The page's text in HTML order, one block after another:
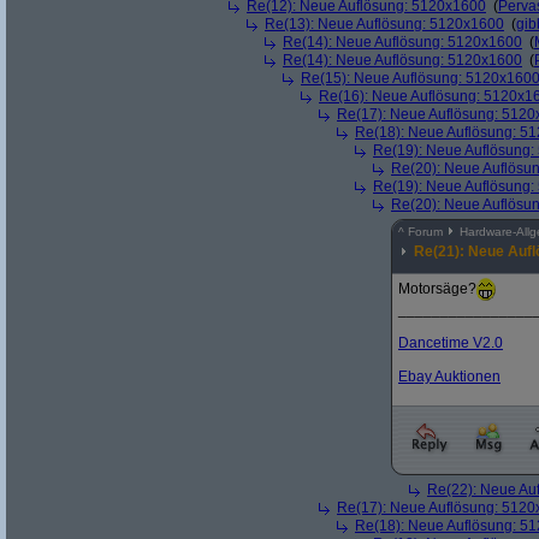
Re(12): Neue Auflösung: 5120x1600 (
Re(13): Neue Auflösung: 5120x1600 (
Re(14): Neue Auflösung: 5120x1600 (
Re(14): Neue Auflösung: 5120x1600 (
Re(15): Neue Auflösung: 5120x1600
Re(16): Neue Auflösung:
Re(17): Neue Auflösung:
Re(18): Neue Auflösung:
Re(19): Neue
Re(20): Neue
Re(19): Neue
Re(20): Neue
^ Forum Hardware-
Re(21): Neue
Motorsäge?
Dancetime V2.0
Ebay Auktionen
Re(22): Neue
Re(17): Neue Auflösung:
Re(18): Neue Auflösung: